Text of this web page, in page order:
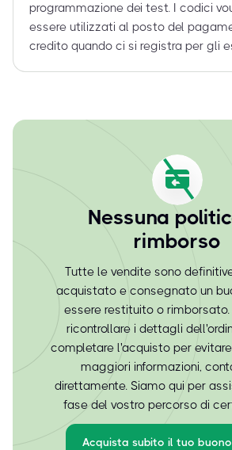
programmazione dei test. I codici
essere utilizzati al posto del
credito quando ci si registra per gli
Nessuna
rimborso
Tutte le vendite sono
acquistato e consegnato un
essere restituito o rimborsato.
ricontrollare i dettagli
completare l'acquisto per evitare
maggiori informazioni,
direttamente. Siamo qui per
fase del vostro percorso di
Acquista subito il tuo